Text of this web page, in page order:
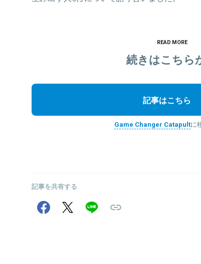
READ MORE
続きはこちら
記事はこちら
Game Changer Catapultに
記事を共有する